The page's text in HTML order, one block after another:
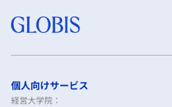
個人向けサービス
経営大学院：